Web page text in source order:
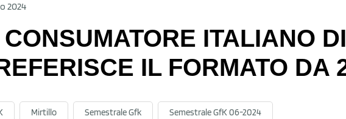
2024
CONSUMATORE ITALIANO
IL FORMATO DA
Mirtillo Semestrale Gfk Semestrale GfK 06-2024